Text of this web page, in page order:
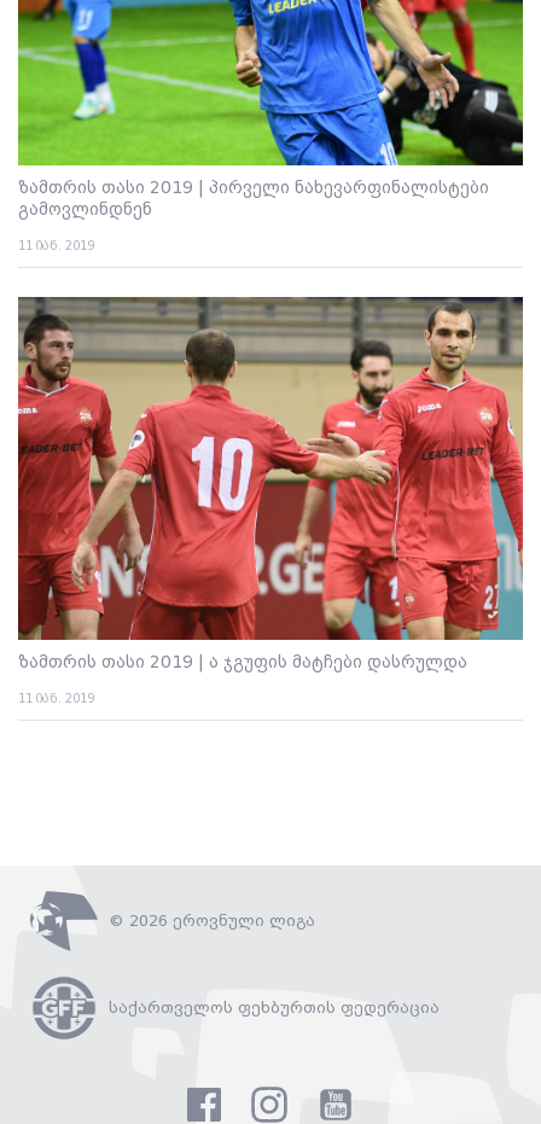
ზამთრის თასი 2019 | პირველი ნახევარფინალისტები
გამოვლინდნენ
11 იან. 2019
ზამთრის თასი 2019 | ა ჯგუფის მატჩები დასრულდა
11 იან. 2019
© 2026 ეროვნული ლიგა
საქართველოს ფეხბურთის ფედერაცია